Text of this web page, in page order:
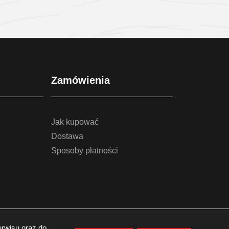
Zamówienia
Jak kupować
Dostawa
Sposoby płatności